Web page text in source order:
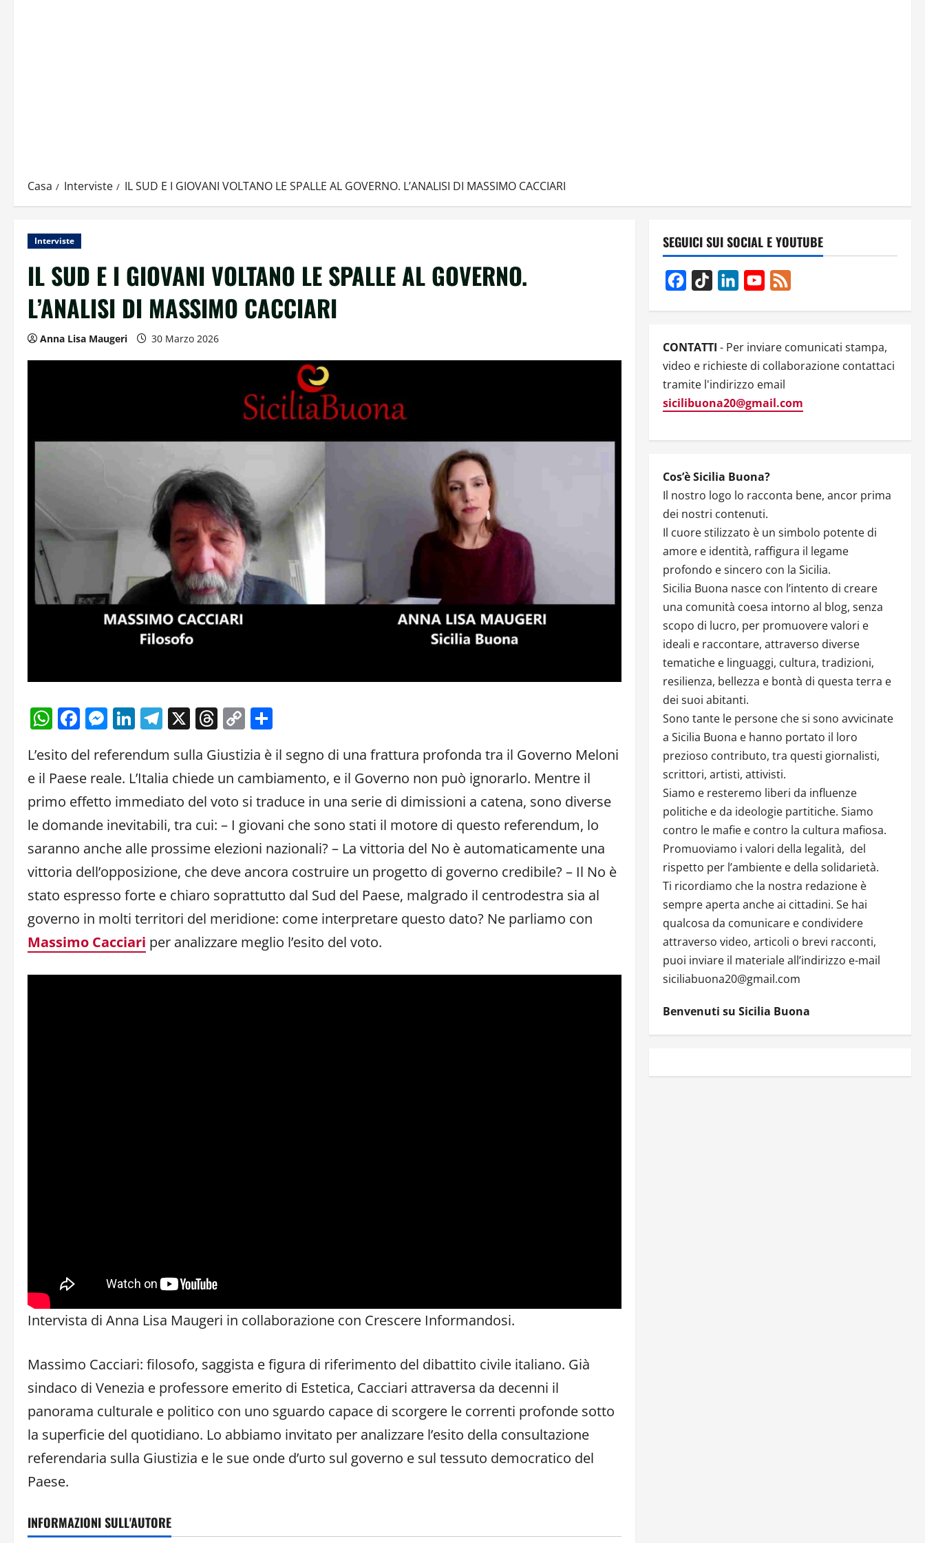
Casa Interviste IL SUD E I GIOVANI VOLTANO LE SPALLE AL GOVERNO. L’ANALISI DI MASSIMO CACCIARI
Interviste
IL SUD E I GIOVANI VOLTANO LE SPALLE AL GOVERNO.
L’ANALISI DI MASSIMO CACCIARI
Anna Lisa Maugeri 30 Marzo 2026
WhatsApp
Facebook
Messenger
LinkedIn
Telegram
X Threads
Copy
L’esito del referendum sulla Giustizia è il segno di una frattura profonda tra il Governo Meloni
e il Paese reale. L’Italia chiede un cambiamento, e il Governo non può ignorarlo. Mentre il
primo effetto immediato del voto si traduce in una serie di dimissioni a catena, sono diverse
le domande inevitabili, tra cui: – I giovani che sono stati il motore di questo referendum, lo
saranno anche alle prossime elezioni nazionali? – La vittoria del No è automaticamente una
vittoria dell’opposizione, che deve ancora costruire un progetto di governo credibile? – Il No è
stato espresso forte e chiaro soprattutto dal Sud del Paese, malgrado il centrodestra sia al
governo in molti territori del meridione: come interpretare questo dato? Ne parliamo con
Massimo Cacciari per analizzare meglio l’esito del voto.
Intervista di Anna Lisa Maugeri in collaborazione con Crescere Informandosi.
Massimo Cacciari: filosofo, saggista e figura di riferimento del dibattito civile italiano. Già
sindaco di Venezia e professore emerito di Estetica, Cacciari attraversa da decenni il
panorama culturale e politico con uno sguardo capace di scorgere le correnti profonde sotto
la superficie del quotidiano. Lo abbiamo invitato per analizzare l’esito della consultazione
referendaria sulla Giustizia e le sue onde d’urto sul governo e sul tessuto democratico del
Paese.
INFORMAZIONI SULL'AUTORE
SEGUICI SUI SOCIAL E YOUTUBE
Facebook
TikTok LinkedInYouTube
CONTATTI - Per inviare comunicati stampa,
video e richieste di collaborazione contattaci
tramite l'indirizzo email
sicilibuona20@gmail.com
Cos’è Sicilia Buona?
Il nostro logo lo racconta bene, ancor prima
dei nostri contenuti.
Il cuore stilizzato è un simbolo potente di
amore e identità, raffigura il legame
profondo e sincero con la Sicilia.
Sicilia Buona nasce con l’intento di creare
una comunità coesa intorno al blog, senza
scopo di lucro, per promuovere valori e
ideali e raccontare, attraverso diverse
tematiche e linguaggi, cultura, tradizioni,
resilienza, bellezza e bontà di questa terra e
dei suoi abitanti.
Sono tante le persone che si sono avvicinate
a Sicilia Buona e hanno portato il loro
prezioso contributo, tra questi giornalisti,
scrittori, artisti, attivisti.
Siamo e resteremo liberi da influenze
politiche e da ideologie partitiche. Siamo
contro le mafie e contro la cultura mafiosa.
Promuoviamo i valori della legalità, del
rispetto per l’ambiente e della solidarietà.
Ti ricordiamo che la nostra redazione è
sempre aperta anche ai cittadini. Se hai
qualcosa da comunicare e condividere
attraverso video, articoli o brevi racconti,
puoi inviare il materiale all’indirizzo e-mail
siciliabuona20@gmail.com
Benvenuti su Sicilia Buona